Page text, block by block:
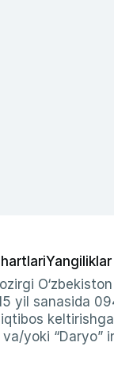
yil sanasida
yoki